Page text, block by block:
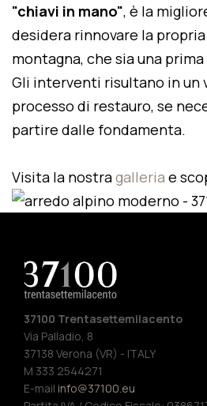
"chiavi in mano", è la
desidera rinnovare la
montagna, che sia una
Gli interventi risultano in un
processo di restauro, se
partire dalle fondamenta.
Visita la nostragalleria e
37100 Trentasettemilacento
Via Palladio, 8
37138 Verona (VR) - ITALY
M 333 2544271
E-mail info@37100.eu